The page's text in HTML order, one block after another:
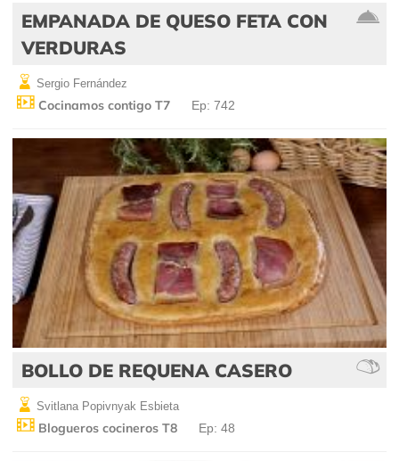
EMPANADA DE QUESO FETA CON
VERDURAS
Sergio Fernández
Cocinamos contigo T7 Ep: 742
BOLLO DE REQUENA CASERO
Svitlana Popivnyak Esbieta
Blogueros cocineros T8 Ep: 48